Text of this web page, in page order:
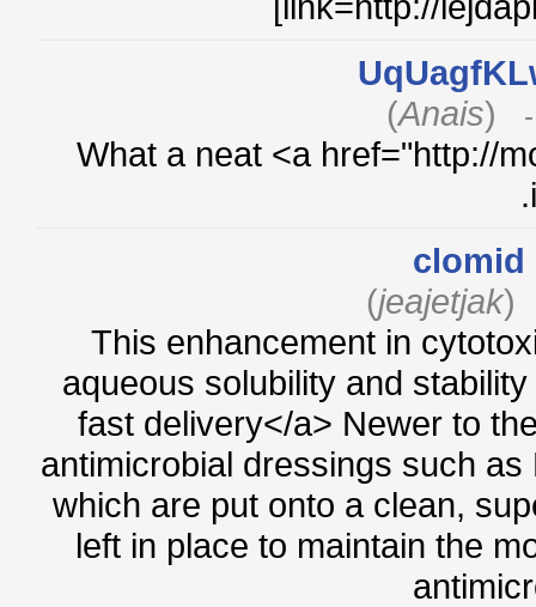
Anais
)
What a neat <a
jeajetjak
)
This enhancement in
aqueous solubility and
fast delivery</a> Newer to
antimicrobial dressings such
which are put onto a clean,
left in place to maintain the